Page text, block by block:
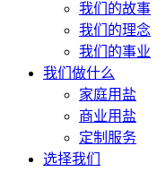
我们的故事
我们的理念
我们的事业
我们做什么
家庭用盐
商业用盐
定制服务
选择我们